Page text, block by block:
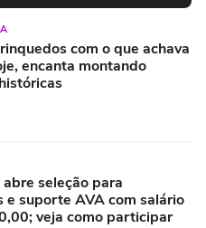
com o que achava
encanta montando
seleção para
e suporte AVA com salário
veja como participar